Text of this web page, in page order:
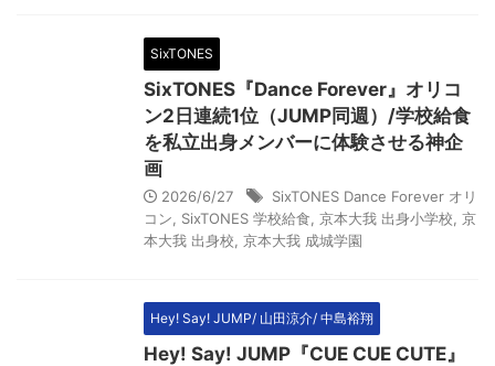
SixTONES
SixTONES『Dance Forever』オリコ
ン2日連続1位（JUMP同週）/学校給食
を私立出身メンバーに体験させる神企
画
2026/6/27
SixTONES Dance Forever オリ
コン
SixTONES 学校給食 京本大我 出身小学校 京
本大我 出身校 京本大我 成城学園
Hey! Say! JUMP/ 山田涼介/ 中島裕翔
Hey! Say! JUMP『CUE CUE CUTE』